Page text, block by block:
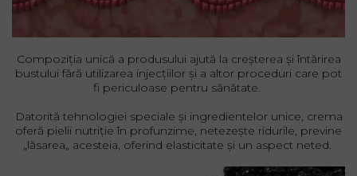
Compoziția unică a produsului ajută la creșterea și întărirea
bustului fără utilizarea injecțiilor și a altor proceduri care pot
fi periculoase pentru sănătate.
Datorită tehnologiei speciale și ingredientelor unice, crema
oferă pielii nutriție în profunzime, netezește ridurile, previne
„lăsarea„ acesteia, oferind elasticitate și un aspect neted.